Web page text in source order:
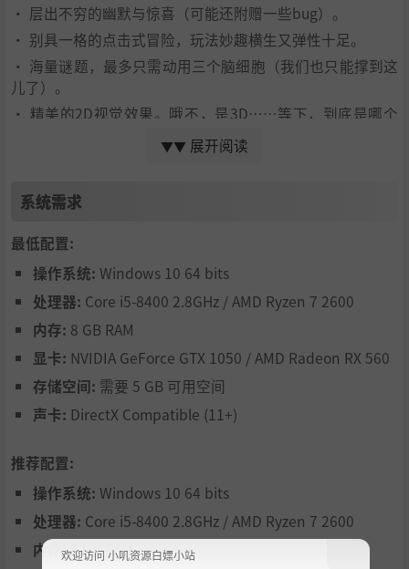
• 层出不穷的幽默与惊喜（可能还附赠一些bug）。
• 别具一格的点击式冒险，玩法妙趣横生又弹性十足。
• 海量谜题，最多只需动用三个脑细胞（我们也只能撑到这
儿了）。
• 精美的2D视觉效果。哦不，是3D……等下，到底是哪个
▼▼ 展开阅读
系统需求
最低配置:
操作系统: Windows 10 64 bits
处理器: Core i5‑8400 2.8GHz / AMD Ryzen 7 2600
内存: 8 GB RAM
显卡: NVIDIA GeForce GTX 1050 / AMD Radeon RX 560
存储空间: 需要 5 GB 可用空间
声卡: DirectX Compatible (11+)
推荐配置:
操作系统: Windows 10 64 bits
处理器: Core i5‑8400 2.8GHz / AMD Ryzen 7 2600
内存:8 GB RAM
欢迎访问 小叽资源白嫖小站